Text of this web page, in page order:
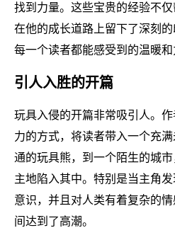
找到力量。这些宝贵的经验不
在他的成长道路上留下了深刻
每一个读者都能感受到的温暖和
引人入胜的开篇
玩具入侵的开篇非常吸引人。
力的方式，将读者带入一个充
通的玩具熊，到一个陌生的城
主地陷入其中。特别是当主角
意识，并且对人类有着复杂的
间达到了高潮。